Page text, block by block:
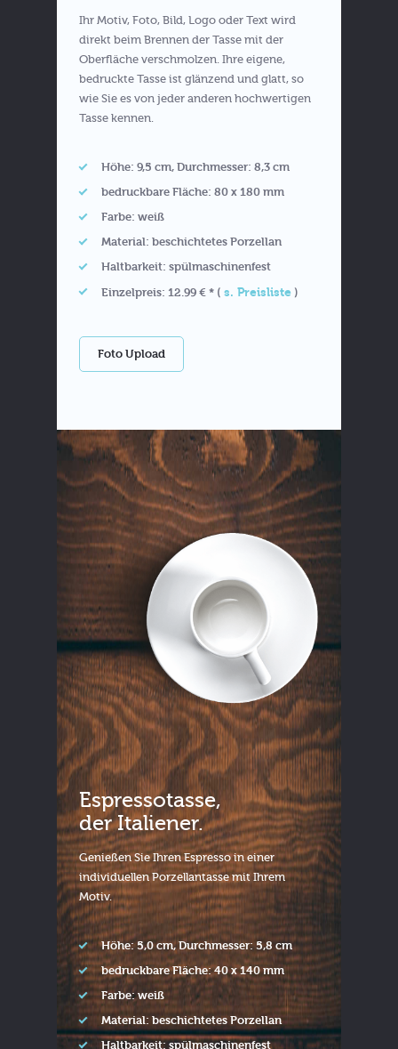
Ihr Motiv, Foto, Bild, Logo oder Text wird
direkt beim Brennen der Tasse mit der
Oberfläche verschmolzen. Ihre eigene,
bedruckte Tasse ist glänzend und glatt, so
wie Sie es von jeder anderen hochwertigen
Tasse kennen.
Höhe: 9,5 cm, Durchmesser: 8,3 cm
bedruckbare Fläche: 80 x 180 mm
Farbe: weiß
Material: beschichtetes Porzellan
Haltbarkeit: spülmaschinenfest
Einzelpreis: 12.99 € * ( s. Preisliste )
Foto Upload
Espressotasse,
der Italiener.
Genießen Sie Ihren Espresso in einer
individuellen Porzellantasse mit Ihrem
Motiv.
Höhe: 5,0 cm, Durchmesser: 5,8 cm
bedruckbare Fläche: 40 x 140 mm
Farbe: weiß
Material: beschichtetes Porzellan
Haltbarkeit: spülmaschinenfest